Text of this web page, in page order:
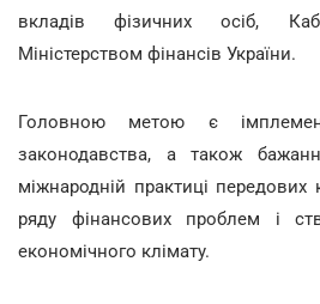
вкладів фізичних осіб,
Міністерством фінансів України.
Головною метою є
законодавства, а також
міжнародній практиці передових
ряду фінансових проблем і
економічного клімату.